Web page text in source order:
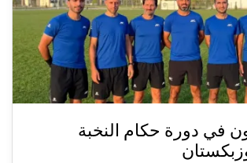
في دورة حكام النخبة